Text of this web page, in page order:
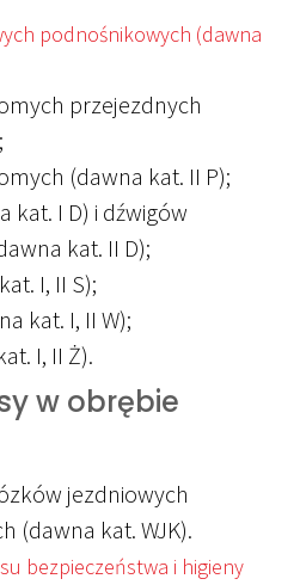
podnośnikowych (dawna
przejezdnych
(dawna kat. II P);
kat. I D) i dźwigów
kat. II D);
I, II S);
kat. I, II W);
I, II Ż).
w obrębie
jezdniowych
(dawna kat. WJK).
bezpieczeństwa i higieny